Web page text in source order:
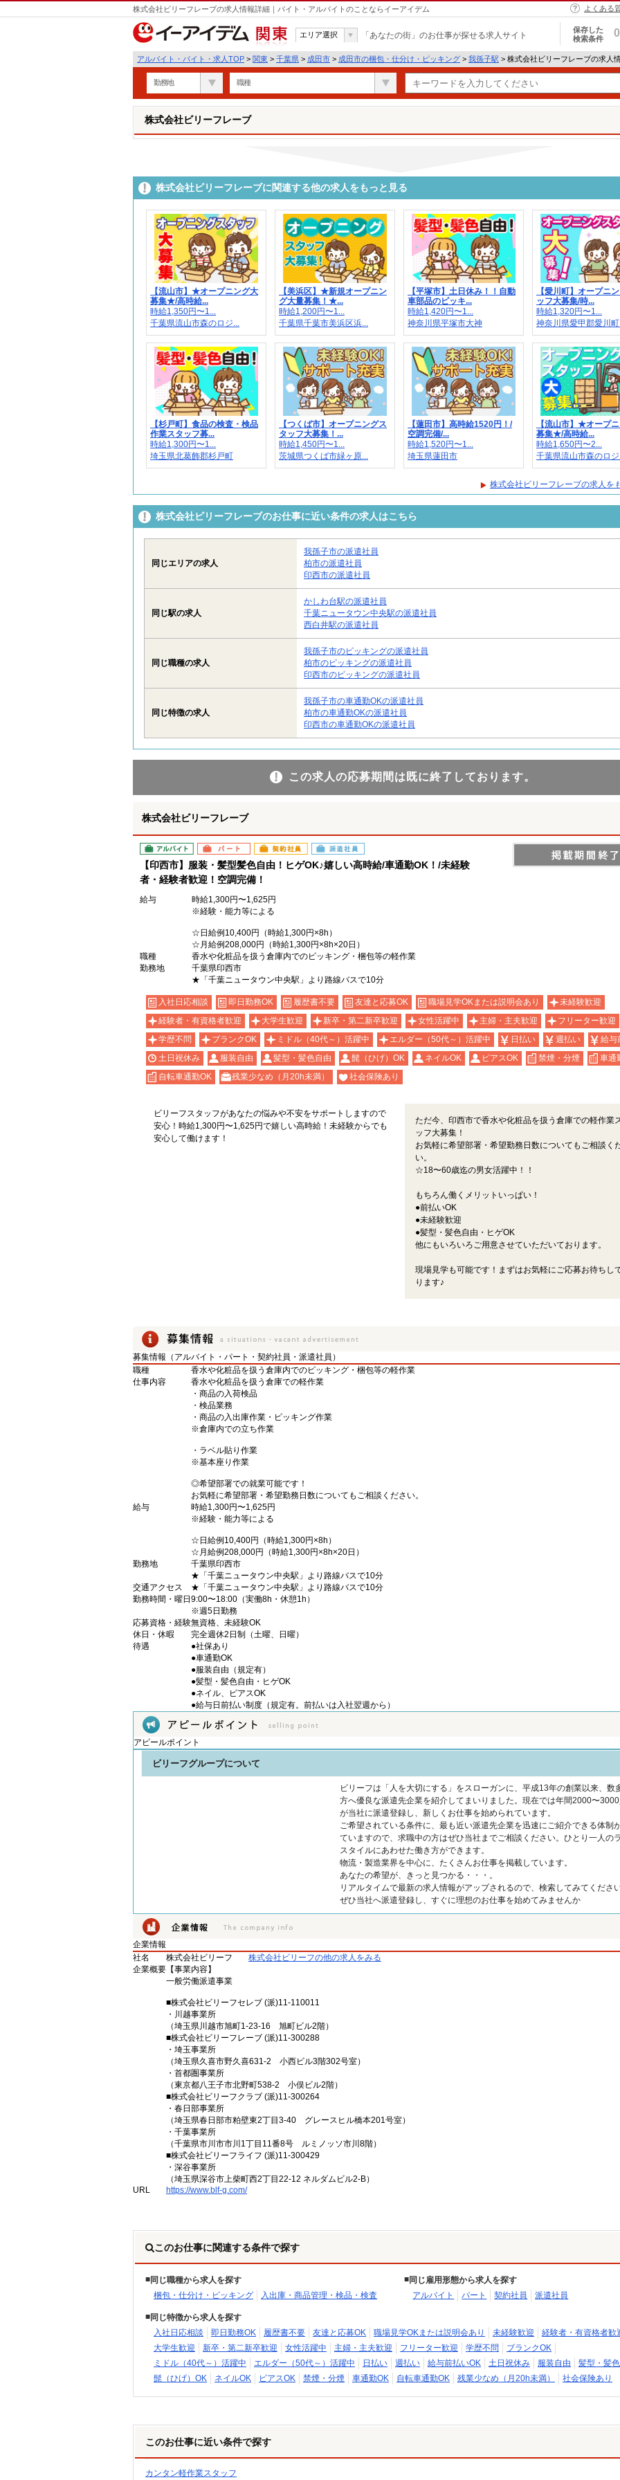
株式会社ビリーフレーブの求人情報詳細｜バイト・アルバイトのことならイーアイデム よくある
関東
エリア選択 「あなたの街」のお仕事が探せる求人サイト
保存した
検索条件
0
アルバイト・バイト・求人TOP > 関東 > 千葉県 > 成田市 > 成田市の梱包・仕分け・ピッキング > 我孫子駅 > 株式会社ビリーフレーブの求人
勤務地 職種
株式会社ビリーフレーブ
株式会社ビリーフレーブに関連する他の求人をもっと見る
【流山市】★オープニング大
募集★/高時給...
時給1,350円〜1...
千葉県流山市森のロジ...
【美浜区】★新規オープニン
グ大量募集！★...
時給1,200円〜1...
千葉県千葉市美浜区浜...
【平塚市】土日休み！！自動
車部品のピッキ...
時給1,420円〜1...
神奈川県平塚市大神
【愛川町】オープニ
ッフ大募集/時...
時給1,320円〜1...
神奈川県愛甲郡愛川
【杉戸町】食品の検査・検品
作業スタッフ募...
時給1,300円〜1...
埼玉県北葛飾郡杉戸町
【つくば市】オープニングス
タッフ大募集！...
時給1,450円〜1...
茨城県つくば市緑ヶ原...
【蓮田市】高時給1520円！/
空調完備/...
時給1,520円〜1...
埼玉県蓮田市
【流山市】★オープ
募集★/高時給...
時給1,650円〜2...
千葉県流山市森のロ
株式会社ビリーフレーブの求人を
株式会社ビリーフレーブのお仕事に近い条件の求人はこちら
同じエリアの求人
我孫子市の派遣社員
柏市の派遣社員
印西市の派遣社員
同じ駅の求人
かしわ台駅の派遣社員
千葉ニュータウン中央駅の派遣社員
西白井駅の派遣社員
同じ職種の求人
我孫子市のピッキングの派遣社員
柏市のピッキングの派遣社員
印西市のピッキングの派遣社員
同じ特徴の求人
我孫子市の車通勤OKの派遣社員
柏市の車通勤OKの派遣社員
印西市の車通勤OKの派遣社員
この求人の応募期間は既に終了しております。
株式会社ビリーフレーブ
アルバイト パート 契約社員 派遣社員
【印西市】服装・髪型髪色自由！ヒゲOK♪嬉しい高時給/車通勤OK！/未経験
者・経験者歓迎！空調完備！
給与
時給1,300円〜1,625円
※経験・能力等による
☆日給例10,400円（時給1,300円×8h）
☆月給例208,000円（時給1,300円×8h×20日）
職種
香水や化粧品を扱う倉庫内でのピッキング・梱包等の軽作業
勤務地
千葉県印西市
★「千葉ニュータウン中央駅」より路線バスで10分
入社日応相談 即日勤務OK 履歴書不要 友達と応募OK 職場見学OKまたは説明会あり
未経験歓迎
経験者・有資格者歓迎
大学生歓迎 新卒・第二新卒歓迎 女性活躍中 主婦・主夫歓迎
フリーター歓迎
学歴不問
ブランクOK ミドル（40代～）活躍中 エルダー（50代～）活躍中 日払い 週払い
給与
土日祝休み
服装自由 髪型・髪色自由 髭（ひげ）OK ネイルOK ピアスOK 禁煙・分煙
車通
自転車通勤OK
残業少なめ（月20h未満） 社会保険あり
ビリーフスタッフがあなたの悩みや不安をサポートしますので
安心！時給1,300円〜1,625円で嬉しい高時給！未経験からでも
安心して働けます！
ただ今、印西市で香水や化粧品を扱う倉庫での軽作業
ッフ大募集！
お気軽に希望部署・希望勤務日数についてもご相談く
い。
☆18〜60歳迄の男女活躍中！！
もちろん働くメリットいっぱい！
●前払いOK
●未経験歓迎
●髪型・髪色自由・ヒゲOK
他にもいろいろご用意させていただいております。
現場見学も可能です！まずはお気軽にご応募お待ちし
ります♪
募集情報（アルバイト・パート・契約社員・派遣社員）
職種
香水や化粧品を扱う倉庫内でのピッキング・梱包等の軽作業
仕事内容
香水や化粧品を扱う倉庫での軽作業
・商品の入荷検品
・検品業務
・商品の入出庫作業・ピッキング作業
※倉庫内での立ち作業
・ラベル貼り作業
※基本座り作業
◎希望部署での就業可能です！
お気軽に希望部署・希望勤務日数についてもご相談ください。
給与
時給1,300円〜1,625円
※経験・能力等による
☆日給例10,400円（時給1,300円×8h）
☆月給例208,000円（時給1,300円×8h×20日）
勤務地
千葉県印西市
★「千葉ニュータウン中央駅」より路線バスで10分
交通アクセス
★「千葉ニュータウン中央駅」より路線バスで10分
勤務時間・曜日 9:00〜18:00（実働8h・休憩1h）
※週5日勤務
応募資格・経験無資格、未経験OK
休日・休暇
完全週休2日制（土曜、日曜）
待遇
●社保あり
●車通勤OK
●服装自由（規定有）
●髪型・髪色自由・ヒゲOK
●ネイル、ピアスOK
●給与日前払い制度（規定有。前払いは入社翌週から）
アピールポイント
ビリーフグループについて
ビリーフは「人を大切にする」をスローガンに、平成13年の創業以来、数
方へ優良な派遣先企業を紹介してまいりました。現在では年間2000〜
が当社に派遣登録し、新しくお仕事を始められています。
ご希望されている条件に、最も近い派遣先企業を迅速にご紹介できる体制
ていますので、求職中の方はぜひ当社までご相談ください。ひとり一人の
スタイルにあわせた働き方ができます。
物流・製造業界を中心に、たくさんお仕事を掲載しています。
あなたの希望が、きっと見つかる・・・。
リアルタイムで最新の求人情報がアップされるので、検索してみてくださ
ぜひ当社へ派遣登録し、すぐに理想のお仕事を始めてみませんか
企業情報
社名
株式会社ビリーフ
株式会社ビリーフの他の求人をみる
企業概要 【事業内容】
一般労働派遣事業
■株式会社ビリーフセレブ (派)11-110011
・川越事業所
（埼玉県川越市旭町1-23-16 旭町ビル2階）
■株式会社ビリーフレーブ (派)11-300288
・埼玉事業所
（埼玉県久喜市野久喜631-2 小西ビル3階302号室）
・首都圏事業所
（東京都八王子市北野町538-2 小俣ビル2階）
■株式会社ビリーフクラブ (派)11-300264
・春日部事業所
（埼玉県春日部市粕壁東2丁目3-40 グレースヒル橋本201号室）
・千葉事業所
（千葉県市川市市川1丁目11番8号 ルミノッソ市川8階）
■株式会社ビリーフライフ (派)11-300429
・深谷事業所
（埼玉県深谷市上柴町西2丁目22-12 ネルダムビル2-B）
URL
https://www.blf-g.com/
このお仕事に関連する条件で探す
同じ職種から求人を探す
梱包・仕分け・ピッキング
入出庫・商品管理・検品・検査
同じ雇用形態から求人を探す
アルバイト
パート 契約社員 派遣社員
同じ特徴から求人を探す
入社日応相談
即日勤務OK 履歴書不要 友達と応募OK 職場見学OKまたは説明会あり 未経験歓迎
経験者・有資格者歓
大学生歓迎
新卒・第二新卒歓迎 女性活躍中 主婦・主夫歓迎 フリーター歓迎 学歴不問
ブランクOK
ミドル（40代～）活躍中
エルダー（50代～）活躍中 日払い 週払い 給与前払いOK 土日祝休み 服装自由
髪型・髪
髭（ひげ）OK
ネイルOK ピアスOK 禁煙・分煙 車通勤OK 自転車通勤OK 残業少なめ（月20h未満） 社会保険あり
このお仕事に近い条件で探す
カンタン軽作業スタッフ